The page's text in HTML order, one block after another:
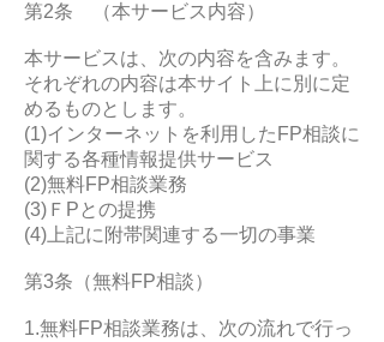
第2条 （本サービス内容）
本サービスは、次の内容を含みます。
それぞれの内容は本サイト上に別に定
めるものとします。
(1)インターネットを利用したFP相談に
関する各種情報提供サービス
(2)無料FP相談業務
(3)ＦPとの提携
(4)上記に附帯関連する一切の事業
第3条（無料FP相談）
1.無料FP相談業務は、次の流れで行っ